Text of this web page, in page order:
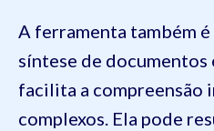
A ferramenta também
síntese de documentos
facilita a compreensão
complexos. Ela pode